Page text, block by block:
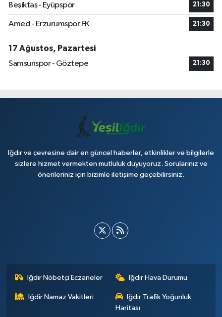
Beşiktaş - Eyüpspor 21:30
Amed - Erzurumspor FK 21:30
17 Ağustos, Pazartesi
Samsunspor - Göztepe
21:30
Iğdır ve çevresine dair en güncel haberler, etkinlikler ve bilgilerle
sizlere hizmet vermekten mutluluk duyuyoruz. Sorularınız ve
önerileriniz için bizimle iletişime geçebilirsiniz.
Iğdır Nöbetçi Eczaneler Iğdır Hava Durumu
İğdir Namaz Vakitleri
Iğdır Trafik Yoğunluk
Haritası